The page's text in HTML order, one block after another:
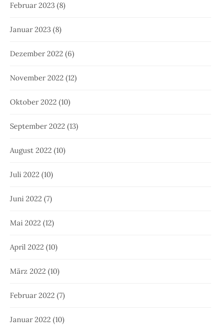
Februar 2023 (8)
Januar 2023 (8)
Dezember 2022 (6)
November 2022 (12)
Oktober 2022 (10)
September 2022 (13)
August 2022 (10)
Juli 2022 (10)
Juni 2022 (7)
Mai 2022 (12)
April 2022 (10)
März 2022 (10)
Februar 2022 (7)
Januar 2022 (10)